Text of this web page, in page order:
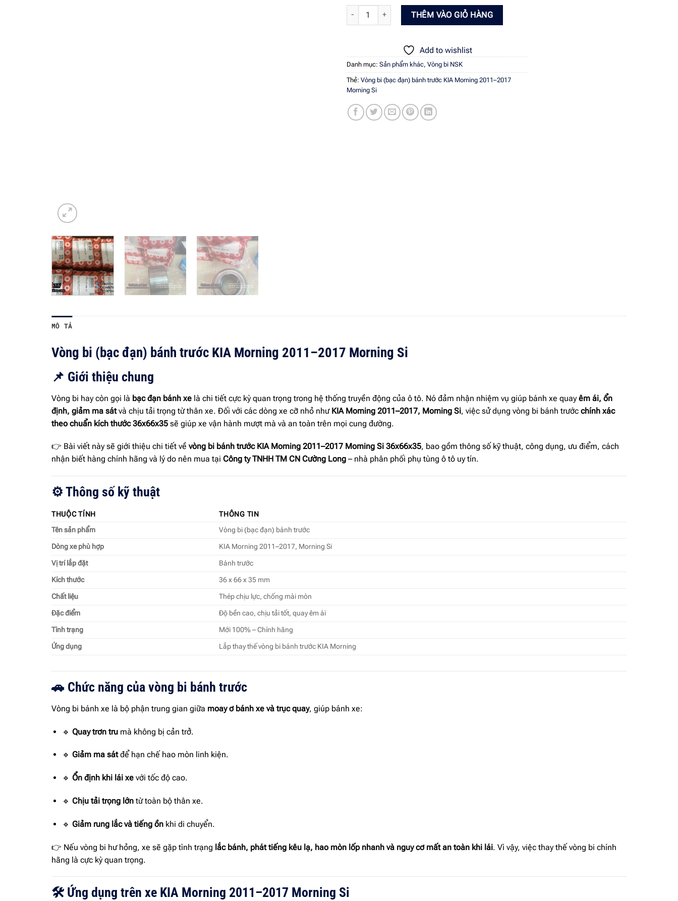
Vòng bi (bạc đạn) bánh trước KIA Morning 2011–2017 Morning Si số lượng
THÊM VÀO GIỎ HÀNG
Add to wishlist
Danh mục: Sản phẩm khác, Vòng bi NSK
Thẻ: Vòng bi (bạc đạn) bánh trước KIA Morning 2011–2017
Morning Si
MÔ TẢ
Vòng bi (bạc đạn) bánh trước KIA Morning 2011–2017 Morning Si
📌 Giới thiệu chung
Vòng bi hay còn gọi là bạc đạn bánh xe là chi tiết cực kỳ quan trọng trong hệ thống truyền động của ô tô. Nó đảm nhận nhiệm vụ giúp bánh xe quayêm ái, ổn
định, giảm ma sátvà chịu tải trọng từ thân xe. Đối với các dòng xe cỡ nhỏ như KIA Morning 2011–2017, Morning Si, việc sử dụng vòng bi bánh trước chính xác
theo chuẩn kích thước 36x66x35 sẽ giúp xe vận hành mượt mà và an toàn trên mọi cung đường.
👉 Bài viết này sẽ giới thiệu chi tiết về vòng bi bánh trước KIA Morning 2011–2017 Morning Si 36x66x35, bao gồm thông số kỹ thuật, công dụng, ưu điểm, cách
nhận biết hàng chính hãng và lý do nên mua tại Công ty TNHH TM CN Cường Long – nhà phân phối phụ tùng ô tô uy tín.
⚙️ Thông số kỹ thuật
THUỘC TÍNH
THÔNG TIN
Tên sản phẩm
Vòng bi (bạc đạn) bánh trước
Dòng xe phù hợp
KIA Morning 2011–2017, Morning Si
Vị trí lắp đặt
Bánh trước
Kích thước
36 x 66 x 35 mm
Chất liệu
Thép chịu lực, chống mài mòn
Đặc điểm
Độ bền cao, chịu tải tốt, quay êm ái
Tình trạng
Mới 100% – Chính hãng
Ứng dụng
Lắp thay thế vòng bi bánh trước KIA Morning
🚗 Chức năng của vòng bi bánh trước
Vòng bi bánh xe là bộ phận trung gian giữa moay ơ bánh xe và trục quay, giúp bánh xe:
🔹 Quay trơn trumà không bị cản trở.
🔹 Giảm ma sátđể hạn chế hao mòn linh kiện.
🔹 Ổn định khi lái xevới tốc độ cao.
🔹 Chịu tải trọng lớntừ toàn bộ thân xe.
🔹 Giảm rung lắc và tiếng ồnkhi di chuyển.
👉 Nếu vòng bi hư hỏng, xe sẽ gặp tình trạng lắc bánh, phát tiếng kêu lạ, hao mòn lốp nhanh và nguy cơ mất an toàn khi lái. Vì vậy, việc thay thế vòng bi chính
hãng là cực kỳ quan trọng.
🛠 Ứng dụng trên xe KIA Morning 2011–2017 Morning Si